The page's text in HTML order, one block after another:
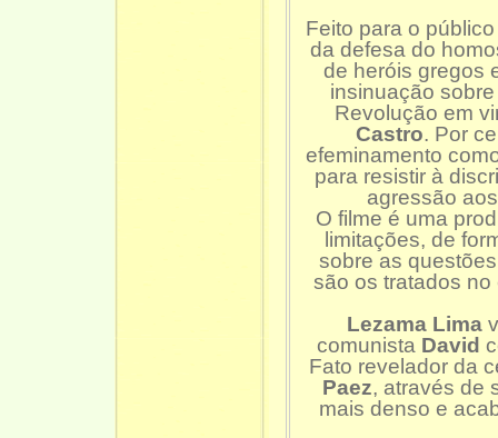
Feito para o
da defesa do
de heróis gregos
insinuação
Revolução em
Castro. Por
efeminamento
para resistir à
agressão
O filme é uma
limitações, de
sobre as
são os tratados
Lezama Lima
comunista David
Fato revelador da
Paez, através de
mais denso e